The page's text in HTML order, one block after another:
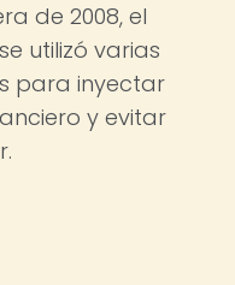
de 2008, el
utilizó varias
para inyectar
y evitar